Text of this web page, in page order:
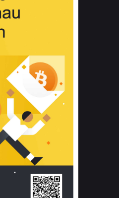
lựa chọn các dòng
chất lượng quốc
ngừa tình trạng kích
trong điều kiện
Bạn có thể tìm hiểu
cứu khoa học về tác
và môi trường
sức khỏe con
(External
toàn diện hơn.
khi lựa chọn
cao cấp cho phòng
chăn ga gối đệm
cả về thẩm mỹ lẫn
tiêu dùng cần cân
tiêu chí quan trọng